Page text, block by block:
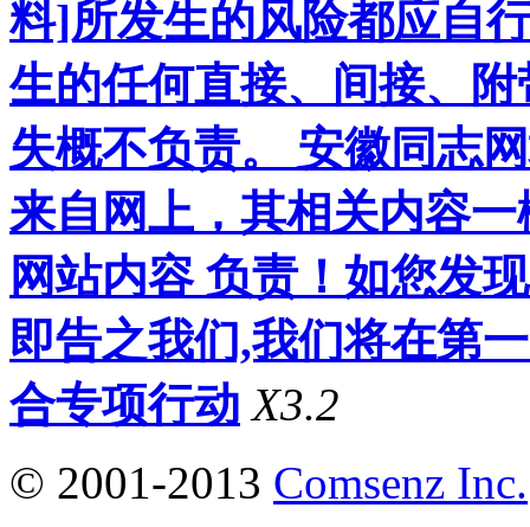
料]所发生的风险都应自
生的任何直接、间接、
失概不负责。 安徽同志
来自网上，其相关内容
网站内容 负责！如您发
即告之我们,我们将在第
合专项行动 X3.2
© 2001-2013 Comsenz Inc.